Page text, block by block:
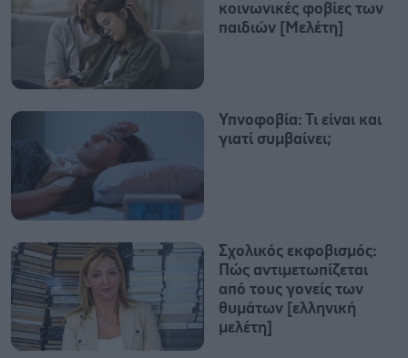
κοινωνικές φοβίες των
παιδιών [Μελέτη]
Υπνοφοβία: Τι είναι και
γιατί συμβαίνει;
Σχολικός εκφοβισμός:
Πώς αντιμετωπίζεται
από τους γονείς των
θυμάτων [ελληνική
μελέτη]